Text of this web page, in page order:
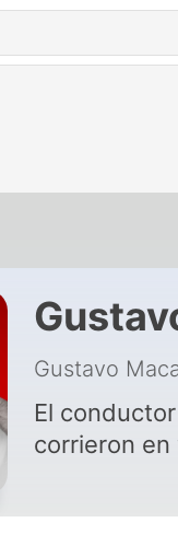
Gustavo
El
corrieron en